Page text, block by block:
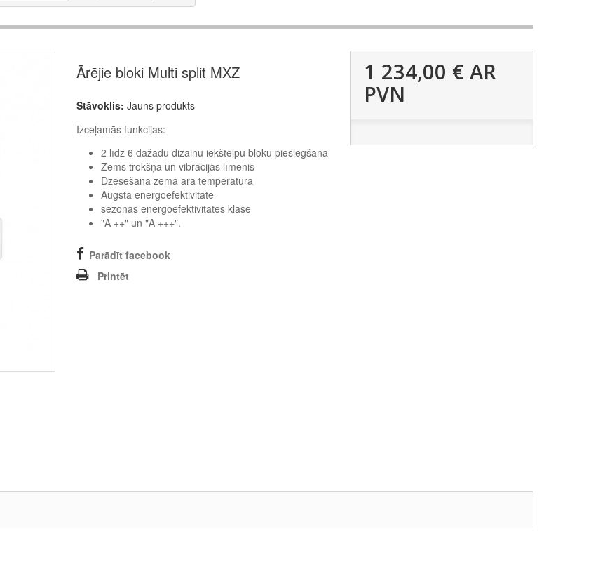
Ārējie bloki Multi split MXZ
Stāvoklis: Jauns produkts
Izceļamās funkcijas:
2 līdz 6 dažādu dizainu iekštelpu bloku pieslēgšana
Zems trokšņa un vibrācijas līmenis
Dzesēšana zemā āra temperatūrā
Augsta energoefektivitāte
sezonas energoefektivitātes klase
"A ++" un "A +++".
Parādīt facebook
Printēt
1 234,00 € AR
PVN